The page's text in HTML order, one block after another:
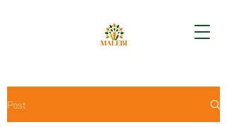
Post